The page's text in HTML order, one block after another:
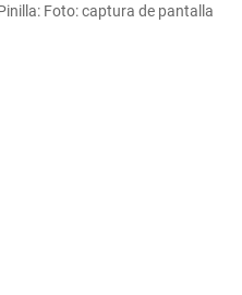
Foto: captura de pantalla